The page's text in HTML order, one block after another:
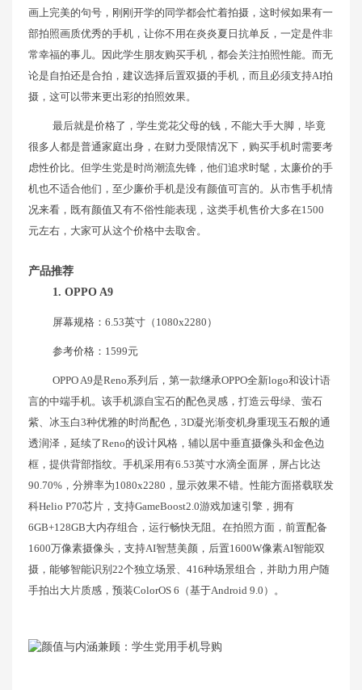
画上完美的句号，刚刚开学的同学都会忙着拍摄，这时候如果有一
部拍照画质优秀的手机，让你不用在炎炎夏日抗单反，一定是件非
常幸福的事儿。因此学生朋友购买手机，都会关注拍照性能。而无
论是自拍还是合拍，建议选择后置双摄的手机，而且必须支持AI拍
摄，这可以带来更出彩的拍照效果。
最后就是价格了，学生党花父母的钱，不能大手大脚，毕竟
很多人都是普通家庭出身，在财力受限情况下，购买手机时需要考
虑性价比。但学生党是时尚潮流先锋，他们追求时髦，太廉价的手
机也不适合他们，至少廉价手机是没有颜值可言的。从市售手机情
况来看，既有颜值又有不俗性能表现，这类手机售价大多在1500
元左右，大家可从这个价格中去取舍。
产品推荐
1. OPPO A9
屏幕规格：6.53英寸（1080x2280）
参考价格：1599元
OPPO A9是Reno系列后，第一款继承OPPO全新logo和设计语
言的中端手机。该手机源自宝石的配色灵感，打造云母绿、萤石
紫、冰玉白3种优雅的时尚配色，3D凝光渐变机身重现玉石般的通
透润泽，延续了Reno的设计风格，辅以居中垂直摄像头和金色边
框，提供背部指纹。手机采用有6.53英寸水滴全面屏，屏占比达
90.70%，分辨率为1080x2280，显示效果不错。性能方面搭载联发
科Helio P70芯片，支持GameBoost2.0游戏加速引擎，拥有
6GB+128GB大内存组合，运行畅快无阻。在拍照方面，前置配备
1600万像素摄像头，支持AI智慧美颜，后置1600W像素AI智能双
摄，能够智能识别22个独立场景、416种场景组合，并助力用户随
手拍出大片质感，预装ColorOS 6（基于Android 9.0）。